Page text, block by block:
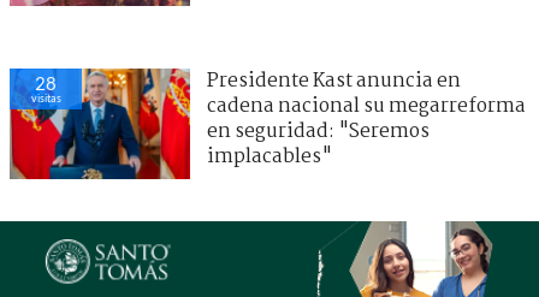
28
visitas
Presidente Kast anuncia en
cadena nacional su megarreforma
en seguridad: "Seremos
implacables"